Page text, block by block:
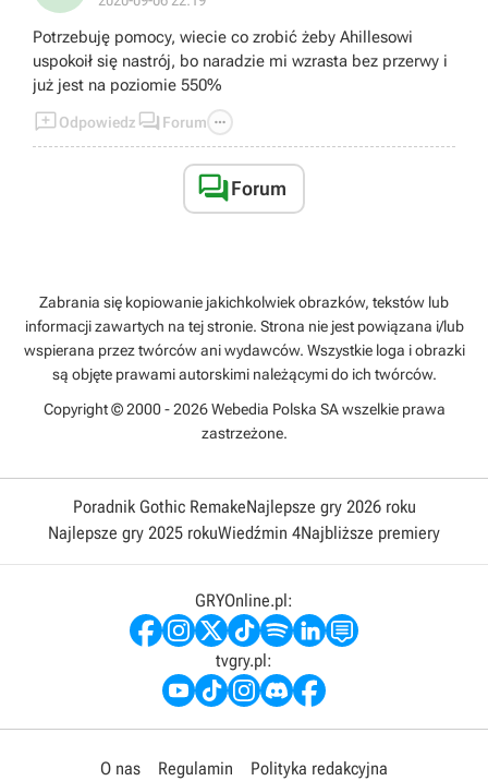
Potrzebuję pomocy, wiecie co zrobić żeby Ahillesowi
uspokoił się nastrój, bo naradzie mi wzrasta bez przerwy i
już jest na poziomie 550%
Odpowiedz  Forum 
Forum
Zabrania się kopiowanie jakichkolwiek obrazków, tekstów lub
informacji zawartych na tej stronie. Strona nie jest powiązana i/lub
wspierana przez twórców ani wydawców. Wszystkie loga i obrazki
są objęte prawami autorskimi należącymi do ich twórców.
Copyright © 2000 - 2026 Webedia Polska SA wszelkie prawa
zastrzeżone.
Poradnik Gothic RemakeNajlepsze gry 2026 roku
Najlepsze gry 2025 rokuWiedźmin 4Najbliższe premiery
GRYOnline.pl:
tvgry.pl:
O nas Regulamin Polityka redakcyjna